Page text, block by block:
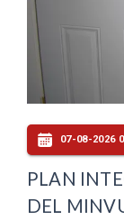
07-08-2026
PLAN
DEL